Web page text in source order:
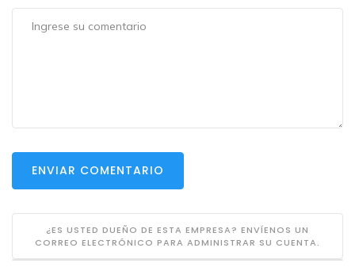
ENVIAR COMENTARIO
¿ES USTED DUEÑO DE ESTA EMPRESA? ENVÍENOS UN
CORREO ELECTRÓNICO PARA ADMINISTRAR SU CUENTA.